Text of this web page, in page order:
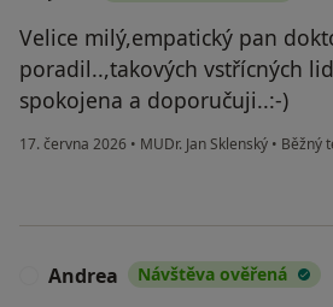
Velice milý,empatický pan
poradil..,takových vstřícných
spokojena a doporučuji..:-)
17. června 2026 • MUDr. Jan Sklenský • Běžný
Andrea Návštěva ověřená